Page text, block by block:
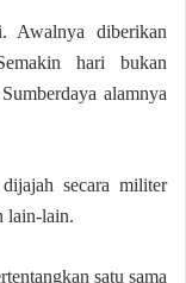
Awalnya diberikan
hari bukan
alamnya
secara militer
lain-lain.
satu sama